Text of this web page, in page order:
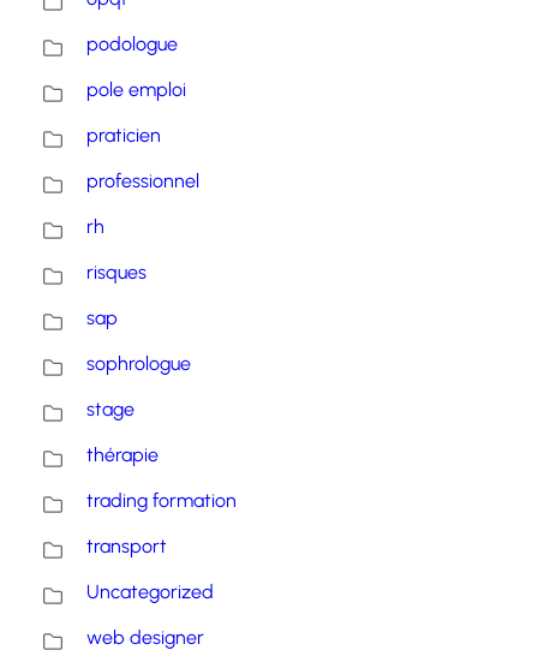
podologue
pole emploi
praticien
professionnel
rh
risques
sap
sophrologue
stage
thérapie
trading formation
transport
Uncategorized
web designer